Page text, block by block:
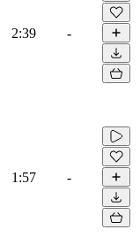
2:39 -
1:57 -